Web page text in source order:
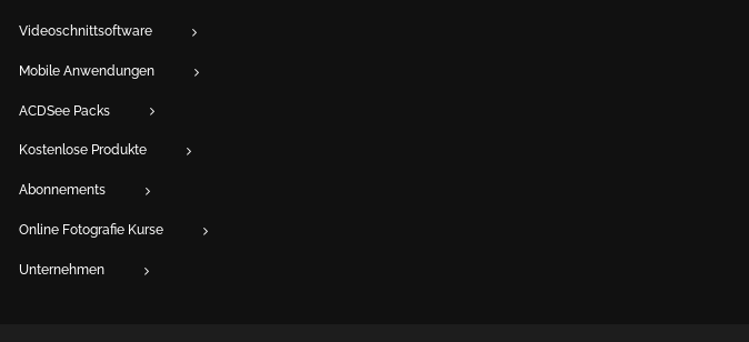
Videoschnittsoftware
Mobile Anwendungen
ACDSee Packs
Kostenlose Produkte
Abonnements
Online Fotografie Kurse
Unternehmen